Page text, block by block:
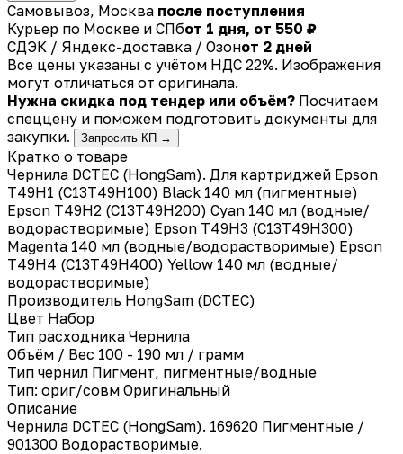
Самовывоз, Москва после поступления
Курьер по Москве и СПбот 1 дня, от 550 ₽
СДЭК / Яндекс-доставка / Озонот 2 дней
Все цены указаны с учётом НДС 22%. Изображения
могут отличаться от оригинала.
Нужна скидка под тендер или объём? Посчитаем
спеццену и поможем подготовить документы для
закупки.
Запросить КП →
Кратко о товаре
Чернила DCTEC (HongSam). Для картриджей Epson
T49H1 (C13T49H100) Black 140 мл (пигментные)
Epson T49H2 (C13T49H200) Cyan 140 мл (водные/
водорастворимые) Epson T49H3 (C13T49H300)
Magenta 140 мл (водные/водорастворимые) Epson
T49H4 (C13T49H400) Yellow 140 мл (водные/
водорастворимые)
Производитель HongSam (DCTEC)
Цвет Набор
Тип расходника Чернила
Объём / Вес 100 - 190 мл / грамм
Тип чернил Пигмент, пигментные/водные
Тип: ориг/совм Оригинальный
Описание
Чернила DCTEC (HongSam). 169620 Пигментные /
901300 Водорастворимые.